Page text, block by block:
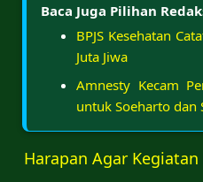
Baca Juga Pilihan
BPJS Kesehatan
Juta Jiwa
Amnesty Kecam
untuk Soeharto dan
Harapan Agar